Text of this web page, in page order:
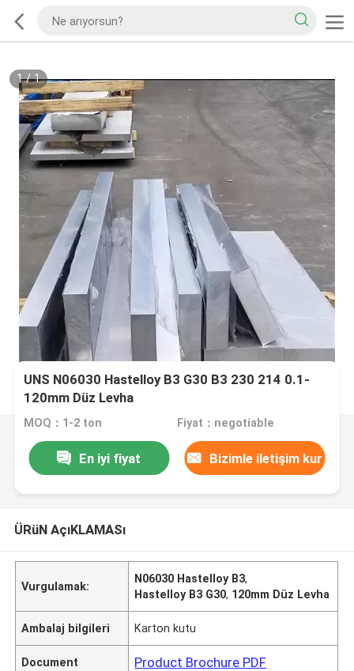
1/1
UNS N06030 Hastelloy B3 G30 B3 230 214 0.1-
120mm Düz Levha
MOQ：1-2 ton Fiyat：negotiable
En iyi fiyat Bizimle iletişim kur
ÜRüN AçıKLAMASı
Vurgulamak:
N06030 Hastelloy B3,
Hastelloy B3 G30, 120mm Düz Levha
Ambalaj bilgileri Karton kutu
Document Product Brochure PDF